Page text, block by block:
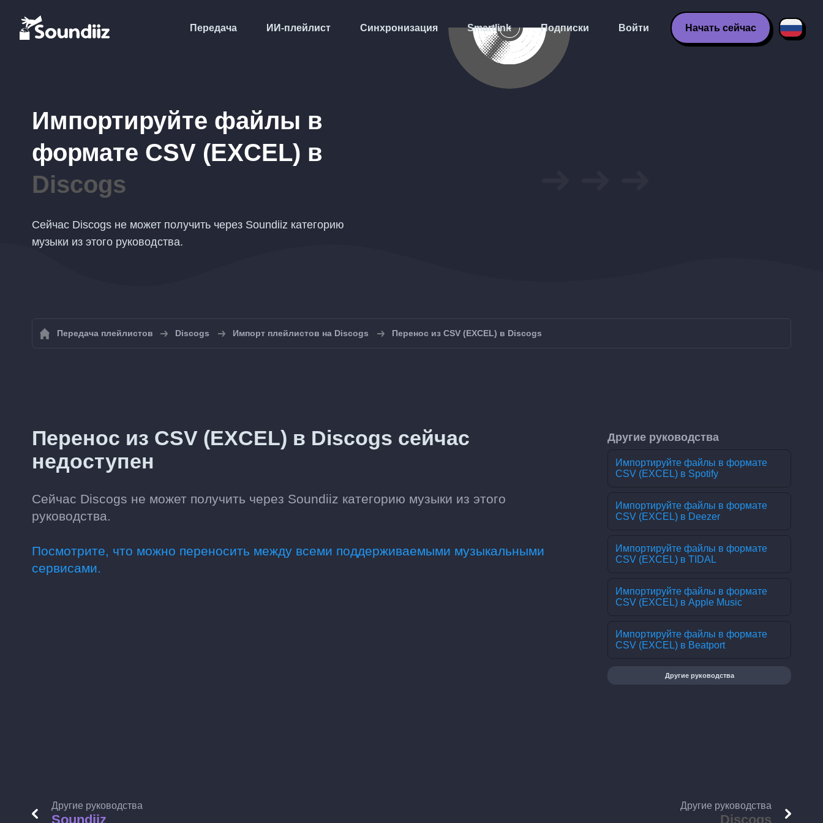
Передача ИИ-плейлист Синхронизация Smartlink Подписки Войти Начать сейчас
Импортируйте файлы в
формате CSV (EXCEL) в
Discogs
Сейчас Discogs не может получить через Soundiiz категорию
музыки из этого руководства.
Передача плейлистов Discogs Импорт плейлистов на Discogs Перенос из CSV (EXCEL) в Discogs
Перенос из CSV (EXCEL) в Discogs сейчас
недоступен
Сейчас Discogs не может получить через Soundiiz категорию музыки из этого
руководства.
Посмотрите, что можно переносить между всеми поддерживаемыми музыкальными
сервисами.
Другие руководства
Импортируйте файлы в формате
CSV (EXCEL) в Spotify
Импортируйте файлы в формате
CSV (EXCEL) в Deezer
Импортируйте файлы в формате
CSV (EXCEL) в TIDAL
Импортируйте файлы в формате
CSV (EXCEL) в Apple Music
Импортируйте файлы в формате
CSV (EXCEL) в Beatport
Другие руководства
Другие руководства
Soundiiz
Другие руководства
Discogs